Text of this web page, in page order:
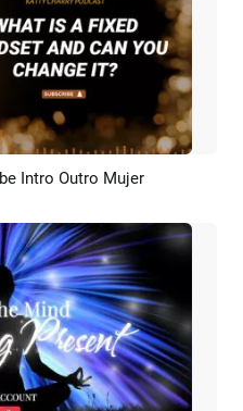
Crear IA
Intro Outro Mujer